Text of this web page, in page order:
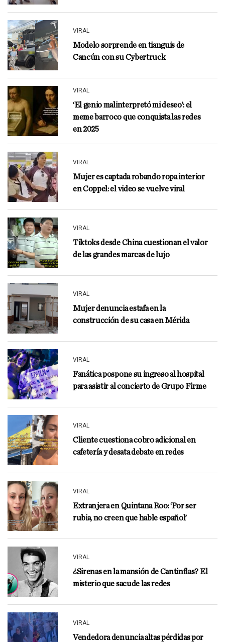
VIRAL
Modelo sorprende en tianguis de
Cancún con su Cybertruck
VIRAL
‘El genio malinterpretó mi deseo’: el
meme barroco que conquista las redes
en 2025
VIRAL
Mujer es captada robando ropa interior
en Coppel: el video se vuelve viral
VIRAL
Tiktoks desde China cuestionan el valor
de las grandes marcas de lujo
VIRAL
Mujer denuncia estafa en la
construcción de su casa en Mérida
VIRAL
Fanática pospone su ingreso al hospital
para asistir al concierto de Grupo Firme
VIRAL
Cliente cuestiona cobro adicional en
cafetería y desata debate en redes
VIRAL
Extranjera en Quintana Roo: ‘Por ser
rubia, no creen que hable español’
VIRAL
¿Sirenas en la mansión de Cantinflas? El
misterio que sacude las redes
VIRAL
Vendedora denuncia altas pérdidas por